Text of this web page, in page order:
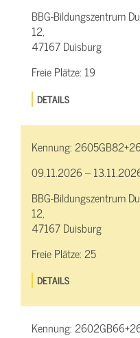
BBG-Bildungszentrum
12,
47167 Duisburg
Freie Plätze: 19
DETAILS
Kennung:
09.11.2026 –
BBG-Bildungszentrum
12,
47167 Duisburg
Freie Plätze:25
DETAILS
Kennung: